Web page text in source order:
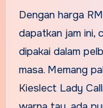
Dengan harga
dapatkan jam ini,
dipakai dalam
masa. Memang
Kieslect Lady